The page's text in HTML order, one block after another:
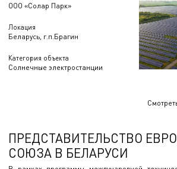
ООО «Солар Парк»
Локация
Беларусь, г.п.Брагин
Категория объекта
Солнечные электростанции
ПРЕДСТАВИТЕЛЬСТВО
СОЮЗА В БЕЛАРУСИ